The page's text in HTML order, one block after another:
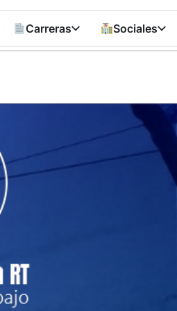
Carreras Sociales